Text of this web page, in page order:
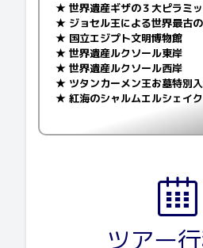
★ 世界遺産ギザの３大ピラミ
★ ジョセル王による世界最古
★ 国立エジプト文明博物館
★ 世界遺産ルクソール東岸
★ 世界遺産ルクソール西岸
★ ツタンカーメン王お墓特別
★ 紅海のシャルムエルシェイ
ツアー